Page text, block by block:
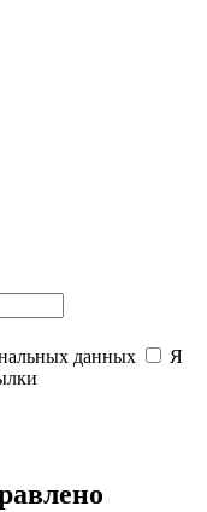
данных
Я